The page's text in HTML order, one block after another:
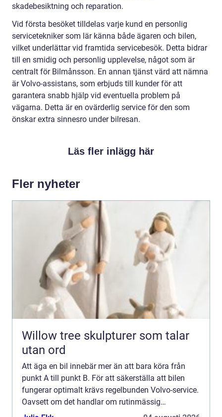
skadebesiktning och reparation.
Vid första besöket tilldelas varje kund en personlig
servicetekniker som lär känna både ägaren och bilen,
vilket underlättar vid framtida servicebesök. Detta bidrar
till en smidig och personlig upplevelse, något som är
centralt för Bilmånsson. En annan tjänst värd att nämna
är Volvo-assistans, som erbjuds till kunder för att
garantera snabb hjälp vid eventuella problem på
vägarna. Detta är en ovärderlig service för den som
önskar extra sinnesro under bilresan.
Läs fler inlägg här
Fler nyheter
Willow tree skulpturer som talar
utan ord
Att äga en bil innebär mer än att bara köra från
punkt A till punkt B. För att säkerställa att bilen
fungerar optimalt krävs regelbunden Volvo-service.
Oavsett om det handlar om rutinmässig
underh&ar...